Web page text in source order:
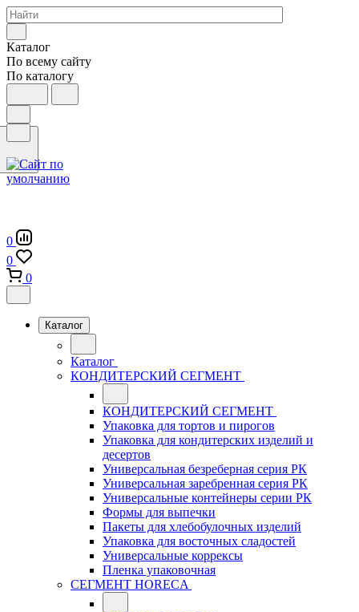
Каталог
По всему сайту
По каталогу
0
0
0
Каталог
Каталог
КОНДИТЕРСКИЙ СЕГМЕНТ
КОНДИТЕРСКИЙ СЕГМЕНТ
Упаковка для тортов и пирогов
Упаковка для кондитерских изделий и
десертов
Универсальная безреберная серия РК
Универсальная заребренная серия РК
Универсальные контейнеры серии РК
Формы для выпечки
Пакеты для хлебобулочных изделий
Упаковка для восточных сладостей
Универсальные коррексы
Пленка упаковочная
СЕГМЕНТ HORECA